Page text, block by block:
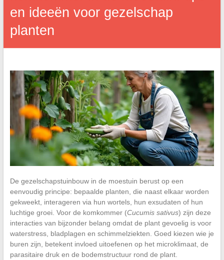
en ideeën voor gezelschap
planten
De gezelschapstuinbouw in de moestuin berust op een
eenvoudig principe: bepaalde planten, die naast elkaar worden
gekweekt, interageren via hun wortels, hun exsudaten of hun
luchtige groei. Voor de komkommer (Cucumis sativus) zijn deze
interacties van bijzonder belang omdat de plant gevoelig is voor
waterstress, bladplagen en schimmelziekten. Goed kiezen wie je
buren zijn, betekent invloed uitoefenen op het microklimaat, de
parasitaire druk en de bodemstructuur rond de plant.